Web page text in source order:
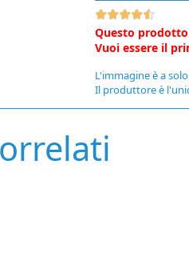
Questo
Vuoi essere il
L'immagine è a
Il produttore è